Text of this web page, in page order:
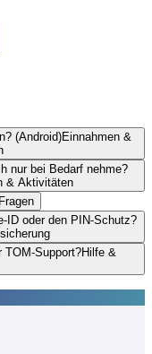
(Android)Einnahmen &
nur bei Bedarf nehme?
& Aktivitäten
ID oder den PIN-Schutz?
TOM-Support?Hilfe &